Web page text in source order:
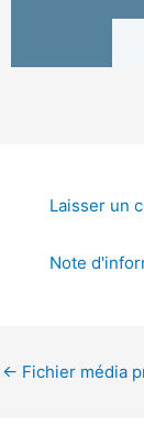
Laisser un
Note
← Fichier média